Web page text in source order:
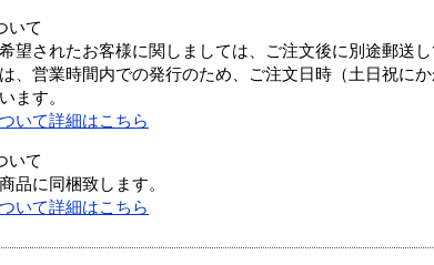
いて
望されたお客様に関しましては、ご注文後に別途郵送し
、営業時間内での発行のため、ご注文日時（土日祝に
ます。
いて詳細はこちら
いて
品に同梱致します。
いて詳細はこちら